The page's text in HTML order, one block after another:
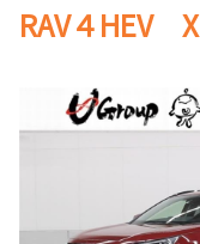
RAV４HEV X